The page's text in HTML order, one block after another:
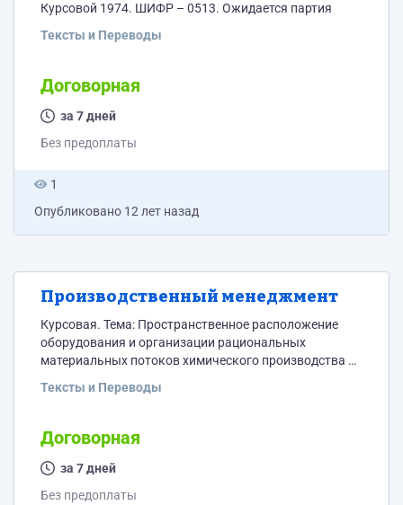
Курсовой 1974. ШИФР – 0513. Ожидается партия
Тексты и Переводы
Договорная
за 7 дней
Без предоплаты
1
Опубликовано 12 лет назад
Производственный менеджмент
Курсовая. Тема: Пространственное расположение
оборудования и организации рациональных
материальных потоков химического производства на
Тексты и Переводы
Договорная
за 7 дней
Без предоплаты